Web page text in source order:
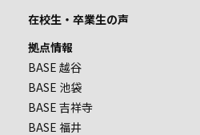
在校生・卒業生の声
拠点情報
BASE 越谷
BASE 池袋
BASE 吉祥寺
BASE 福井